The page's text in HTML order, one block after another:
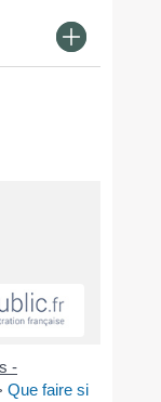
-
Que faire si